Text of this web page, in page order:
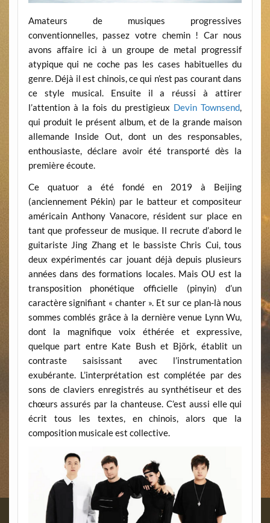
Amateurs de musiques progressives
conventionnelles, passez votre chemin ! Car nous
avons affaire ici à un groupe de metal progressif
atypique qui ne coche pas les cases habituelles du
genre. Déjà il est chinois, ce qui n’est pas courant dans
ce style musical. Ensuite il a réussi à attirer
l’attention à la fois du prestigieux Devin Townsend,
qui produit le présent album, et de la grande maison
allemande Inside Out, dont un des responsables,
enthousiaste, déclare avoir été transporté dès la
première écoute.
Ce quatuor a été fondé en 2019 à Beijing
(anciennement Pékin) par le batteur et compositeur
américain Anthony Vanacore, résident sur place en
tant que professeur de musique. Il recrute d’abord le
guitariste Jing Zhang et le bassiste Chris Cui, tous
deux expérimentés car jouant déjà depuis plusieurs
années dans des formations locales. Mais OU est la
transposition phonétique officielle (pinyin) d’un
caractère signifiant « chanter ». Et sur ce plan-là nous
sommes comblés grâce à la dernière venue Lynn Wu,
dont la magnifique voix éthérée et expressive,
quelque part entre Kate Bush et Björk, établit un
contraste saisissant avec l’instrumentation
exubérante. L’interprétation est complétée par des
sons de claviers enregistrés au synthétiseur et des
chœurs assurés par la chanteuse. C’est aussi elle qui
écrit tous les textes, en chinois, alors que la
composition musicale est collective.